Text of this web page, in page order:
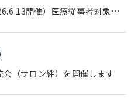
）医療従事者対象を開催します。
（サロン絆）を開催します